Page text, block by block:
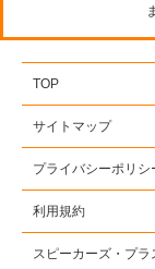
TOP
サイトマップ
プライバシーポリシ
利用規約
スピーカーズ・プラ